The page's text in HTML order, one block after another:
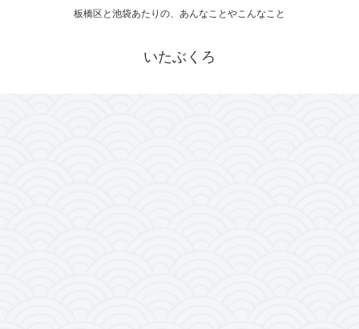
板橋区と池袋あたりの、あんなことやこんなこと
いたぶくろ